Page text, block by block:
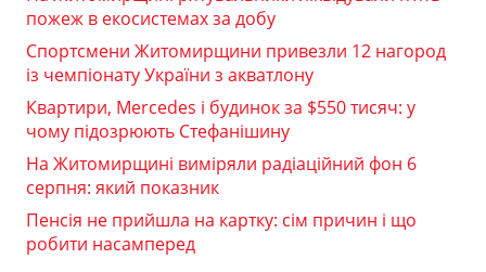
пожеж в екосистемах за добу
Спортсмени Житомирщини привезли 12 нагород
із чемпіонату України з акватлону
Квартири, Mercedes і будинок за $550 тисяч: у
чому підозрюють Стефанішину
На Житомирщині виміряли радіаційний фон 6
серпня: який показник
Пенсія не прийшла на картку: сім причин і що
робити насамперед